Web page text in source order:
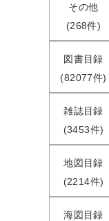
その他
(268件)
図書目録
(82077件)
雑誌目録
(3453件)
地図目録
(2214件)
海図目録